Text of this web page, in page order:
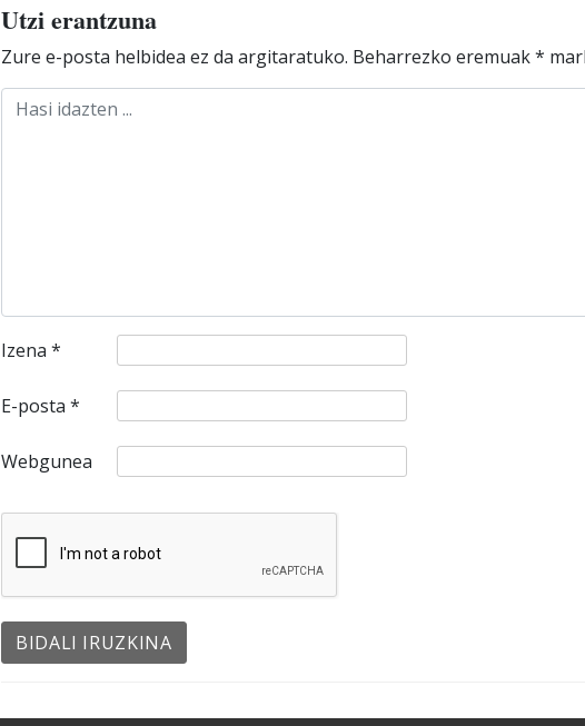
Utzi erantzuna
Zure e-posta helbidea ez da argitaratuko. Beharrezko eremuak*
Izena *
E-posta *
Webgunea